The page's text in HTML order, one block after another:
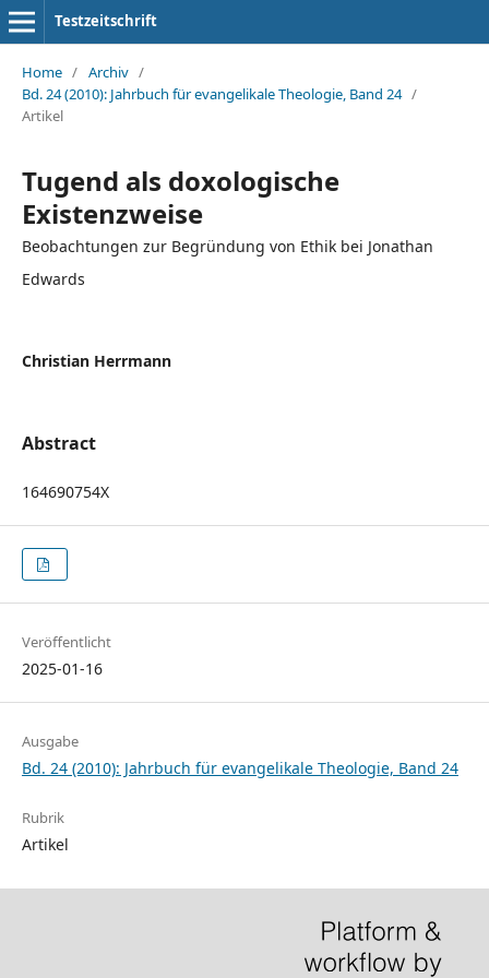
Testzeitschrift
Home / Archiv /
Bd. 24 (2010): Jahrbuch für evangelikale Theologie, Band 24 /
Artikel
Tugend als doxologische
Existenzweise
Beobachtungen zur Begründung von Ethik bei Jonathan
Edwards
Christian Herrmann
Abstract
164690754X
Veröffentlicht
2025-01-16
Ausgabe
Bd. 24 (2010): Jahrbuch für evangelikale Theologie, Band 24
Rubrik
Artikel